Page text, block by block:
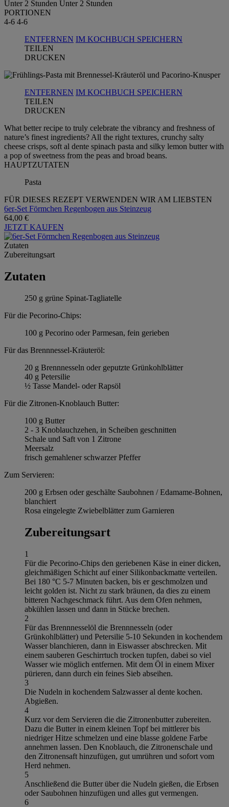
Unter 2 Stunden Unter 2 Stunden
PORTIONEN
4-6 4-6
ENTFERNEN IM KOCHBUCH SPEICHERN
TEILEN
DRUCKEN
ENTFERNEN IM KOCHBUCH SPEICHERN
TEILEN
DRUCKEN
What better recipe to truly celebrate the vibrancy and freshness of
nature’s finest ingredients? All the right textures, crunchy salty
cheese crisps, soft al dente spinach pasta and silky lemon butter with
a pop of sweetness from the peas and broad beans.
HAUPTZUTATEN
Pasta
FÜR DIESES REZEPT VERWENDEN WIR AM LIEBSTEN
6er-Set Förmchen Regenbogen aus Steinzeug
64,00 €
JETZT KAUFEN
Zutaten
Zubereitungsart
Zutaten
250 g grüne Spinat-Tagliatelle
Für die Pecorino-Chips:
100 g Pecorino oder Parmesan, fein gerieben
Für das Brennnessel-Kräuteröl:
20 g Brennnesseln oder geputzte Grünkohlblätter
40 g Petersilie
½ Tasse Mandel- oder Rapsöl
Für die Zitronen-Knoblauch Butter:
100 g Butter
2 - 3 Knoblauchzehen, in Scheiben geschnitten
Schale und Saft von 1 Zitrone
Meersalz
frisch gemahlener schwarzer Pfeffer
Zum Servieren:
200 g Erbsen oder geschälte Saubohnen / Edamame-Bohnen,
blanchiert
Rosa eingelegte Zwiebelblätter zum Garnieren
Zubereitungsart
1
Für die Pecorino-Chips den geriebenen Käse in einer dicken,
gleichmäßigen Schicht auf einer Silikonbackmatte verteilen.
Bei 180 °C 5-7 Minuten backen, bis er geschmolzen und
leicht golden ist. Nicht zu stark bräunen, da dies zu einem
bitteren Nachgeschmack führt. Aus dem Ofen nehmen,
abkühlen lassen und dann in Stücke brechen.
2
Für das Brennnesselöl die Brennnesseln (oder
Grünkohlblätter) und Petersilie 5-10 Sekunden in kochendem
Wasser blanchieren, dann in Eiswasser abschrecken. Mit
einem sauberen Geschirrtuch trocken tupfen, dabei so viel
Wasser wie möglich entfernen. Mit dem Öl in einem Mixer
pürieren, dann durch ein feines Sieb abseihen.
3
Die Nudeln in kochendem Salzwasser al dente kochen.
Abgießen.
4
Kurz vor dem Servieren die die Zitronenbutter zubereiten.
Dazu die Butter in einem kleinen Topf bei mittlerer bis
niedriger Hitze schmelzen und eine blasse goldene Farbe
annehmen lassen. Den Knoblauch, die Zitronenschale und
den Zitronensaft hinzufügen, gut umrühren und sofort vom
Herd nehmen.
5
Anschließend die Butter über die Nudeln gießen, die Erbsen
oder Saubohnen hinzufügen und alles gut vermengen.
6